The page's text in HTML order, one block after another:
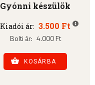
Gyónni készülök
Kiadói ár: 3.500 Ft
Bolti ár: 4.000 Ft
KOSÁRBA